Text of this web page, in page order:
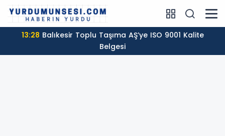
13:28
Belgesi